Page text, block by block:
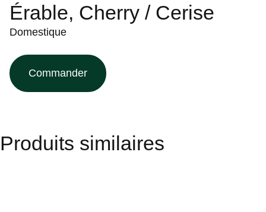
Érable, Cherry / Cerise
Domestique
Commander
Produits similaires